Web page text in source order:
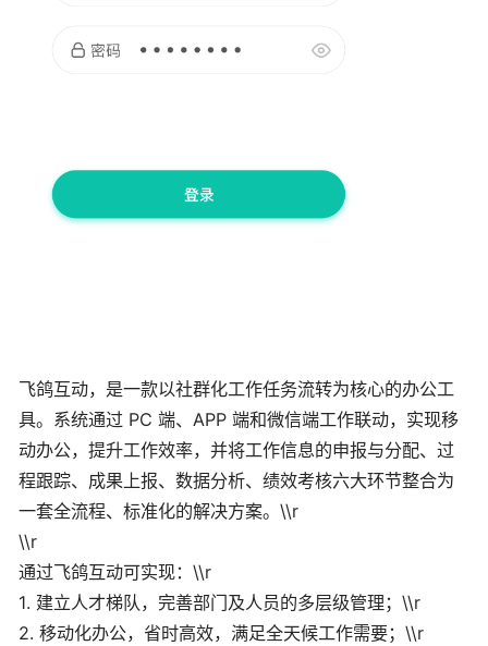
飞鸽互动，是一款以社群化工作任务流转为核心的办公工
具。系统通过 PC 端、APP 端和微信端工作联动，实现移
动办公，提升工作效率，并将工作信息的申报与分配、过
程跟踪、成果上报、数据分析、绩效考核六大环节整合为
一套全流程、标准化的解决方案。\\r
\\r
通过飞鸽互动可实现：\\r
1. 建立人才梯队，完善部门及人员的多层级管理；\\r
2. 移动化办公，省时高效，满足全天候工作需要；\\r